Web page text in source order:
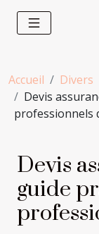
Accueil
Divers
Devis
professionnels
Devis
guide